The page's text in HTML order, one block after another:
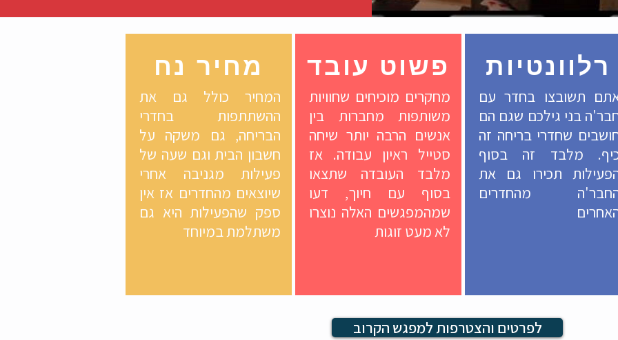
מחיר נח
המחיר כולל גם את
ההשתתפות בחדרי
הבריחה, גם משקה על
חשבון הבית וגם שעה של
פעילות מגניבה אחרי
שיוצאים מהחדרים אז אין
ספק שהפעילות היא גם
משתלמת במיוחד
פשוט עובד
מחקרים מוכיחים שחוויות
משותפות מחברות בין
אנשים הרבה יותר שיחה
סטייל ראיון עבודה. אז
מלבד העובדה שתצאו
בסוף עם חיוך, דעו
שמהמפגשים האלה נוצרו
לא מעט זוגות
רלוונטיות
תשובצו בחדר עם
בני גילכם שגם הם
שחדרי בריחה זה
מלבד זה בסוף
תכירו גם את
מהחדרים
לפרטים והצטרפות למפגש הקרוב